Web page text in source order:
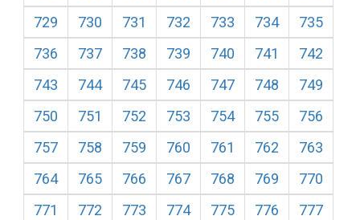
729
730 731 732 733 734
735
736
737 738 739 740 741
742
743
744 745 746 747 748
749
750
751 752 753 754 755
756
757
758 759 760 761 762
763
764
765 766 767 768 769
770
771
772 773 774 775 776
777